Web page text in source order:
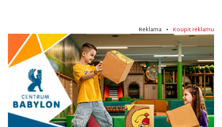
Reklama • Koupit reklamu